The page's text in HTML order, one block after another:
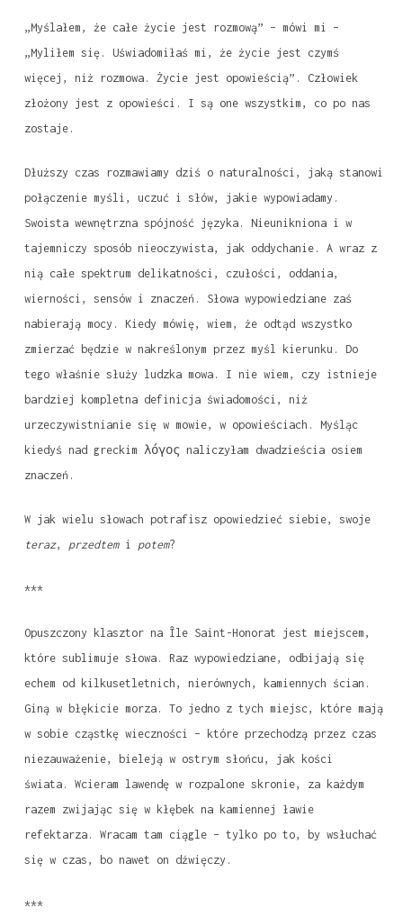
„Myślałem, że całe życie jest rozmową” – mówi mi –
„Myliłem się. Uświadomiłaś mi, że życie jest czymś
więcej, niż rozmowa. Życie jest opowieścią”. Człowiek
złożony jest z opowieści. I są one wszystkim, co po nas
zostaje.
Dłuższy czas rozmawiamy dziś o naturalności, jaką stanowi
połączenie myśli, uczuć i słów, jakie wypowiadamy.
Swoista wewnętrzna spójność języka. Nieunikniona i w
tajemniczy sposób nieoczywista, jak oddychanie. A wraz z
nią całe spektrum delikatności, czułości, oddania,
wierności, sensów i znaczeń. Słowa wypowiedziane zaś
nabierają mocy. Kiedy mówię, wiem, że odtąd wszystko
zmierzać będzie w nakreślonym przez myśl kierunku. Do
tego właśnie służy ludzka mowa. I nie wiem, czy istnieje
bardziej kompletna definicja świadomości, niż
urzeczywistnianie się w mowie, w opowieściach. Myśląc
kiedyś nad greckim λόγος naliczyłam dwadzieścia osiem
znaczeń.
W jak wielu słowach potrafisz opowiedzieć siebie, swoje
teraz, przedtemi potem?
***
Opuszczony klasztor na Île Saint-Honorat jest miejscem,
które sublimuje słowa. Raz wypowiedziane, odbijają się
echem od kilkusetletnich, nierównych, kamiennych ścian.
Giną w błękicie morza. To jedno z tych miejsc, które mają
w sobie cząstkę wieczności – które przechodzą przez czas
niezauważenie, bieleją w ostrym słońcu, jak kości
świata. Wcieram lawendę w rozpalone skronie, za każdym
razem zwijając się w kłębek na kamiennej ławie
refektarza. Wracam tam ciągle – tylko po to, by wsłuchać
się w czas, bo nawet on dźwięczy.
***